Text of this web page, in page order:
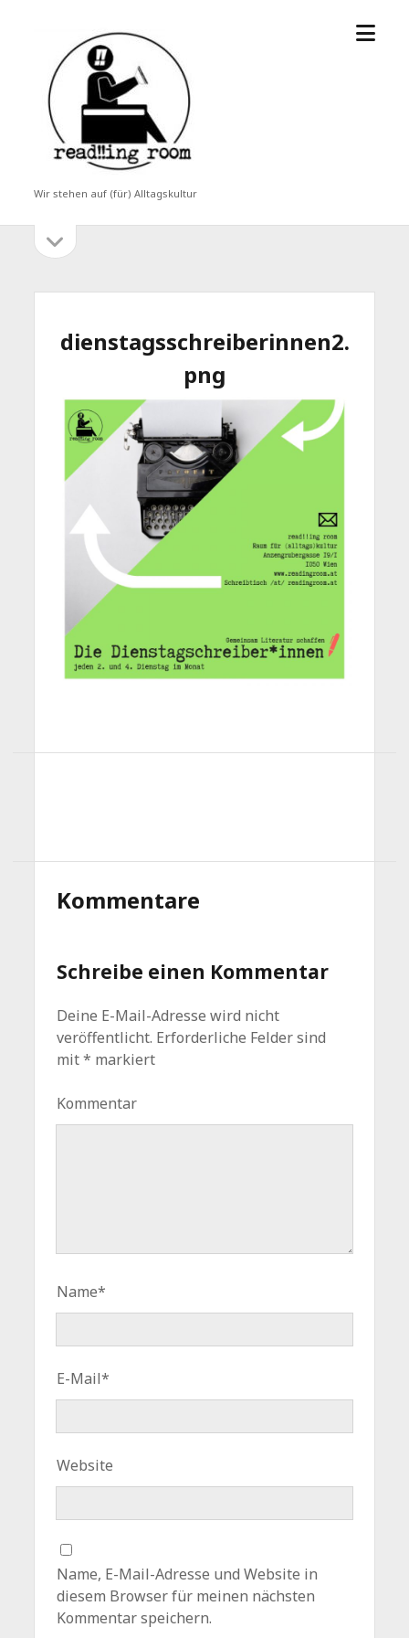
read!!ing
room
Wir stehen auf (für) Alltagskultur
Menü
Seitenleiste
öffnen
dienstagsschreiberinnen2.
png
Kommentare
Schreibe einen Kommentar
Deine E-Mail-Adresse wird nicht
veröffentlicht. Erforderliche Felder sind
mit* markiert
Kommentar
Name*
E-Mail*
Website
Name, E-Mail-Adresse und Website in
diesem Browser für meinen nächsten
Kommentar speichern.